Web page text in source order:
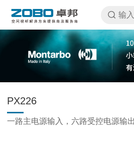
PX226
一路主电源输入，六路受控电源输